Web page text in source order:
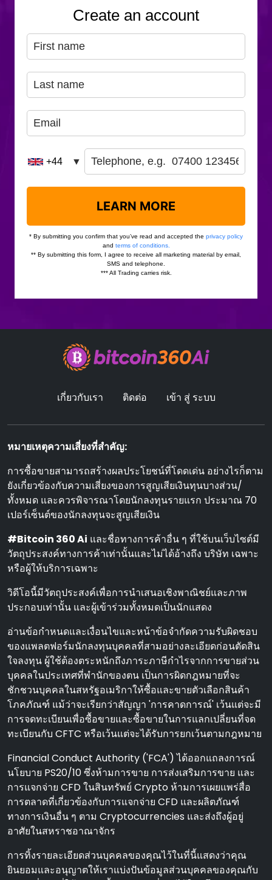
เกี่ยวกับเรา ติดต่อ เข้า สู่ ระบบ
หมายเหตุความเสี่ยงที่สําคัญ:
การซื้อขายสามารถสร้างผลประโยชน์ที่โดดเด่น อย่างไรก็ตาม
ยังเกี่ยวข้องกับความเสี่ยงของการสูญเสียเงินทุนบางส่วน/
ทั้งหมด และควรพิจารณาโดยนักลงทุนรายแรก ประมาณ 70
เปอร์เซ็นต์ของนักลงทุนจะสูญเสียเงิน
#Bitcoin 360 Ai และชื่อทางการค้าอื่น ๆ ที่ใช้บนเว็บไซต์มี
วัตถุประสงค์ทางการค้าเท่านั้นและไม่ได้อ้างถึง บริษัท เฉพาะ
หรือผู้ให้บริการเฉพาะ
วิดีโอนี้มีวัตถุประสงค์เพื่อการนําเสนอเชิงพาณิชย์และภาพ
ประกอบเท่านั้น และผู้เข้าร่วมทั้งหมดเป็นนักแสดง
อ่านข้อกําหนดและเงื่อนไขและหน้าข้อจํากัดความรับผิดชอบ
ของแพลตฟอร์มนักลงทุนบุคคลที่สามอย่างละเอียดก่อนตัดสิน
ใจลงทุน ผู้ใช้ต้องตระหนักถึงภาระภาษีกําไรจากการขายส่วน
บุคคลในประเทศที่พํานักของตน เป็นการผิดกฎหมายที่จะ
ชักชวนบุคคลในสหรัฐอเมริกาให้ซื้อและขายตัวเลือกสินค้า
โภคภัณฑ์ แม้ว่าจะเรียกว่าสัญญา 'การคาดการณ์' เว้นแต่จะมี
การจดทะเบียนเพื่อซื้อขายและซื้อขายในการแลกเปลี่ยนที่จด
ทะเบียนกับ CFTC หรือเว้นแต่จะได้รับการยกเว้นตามกฎหมาย
Financial Conduct Authority ('FCA') ได้ออกแถลงการณ์
นโยบาย PS20/10 ซึ่งห้ามการขาย การส่งเสริมการขาย และ
การแจกจ่าย CFD ในสินทรัพย์ Crypto ห้ามการเผยแพร่สื่อ
การตลาดที่เกี่ยวข้องกับการแจกจ่าย CFD และผลิตภัณฑ์
ทางการเงินอื่น ๆ ตาม Cryptocurrencies และส่งถึงผู้อยู่
อาศัยในสหราชอาณาจักร
การทิ้งรายละเอียดส่วนบุคคลของคุณไว้ในที่นี้แสดงว่าคุณ
ยินยอมและอนุญาตให้เราแบ่งปันข้อมูลส่วนบุคคลของคุณกับ